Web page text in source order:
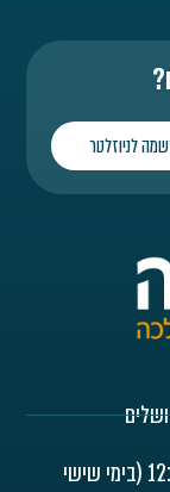
לניוזלטר
יום א - ה: 9:00 - 18:00 יום ו: 9:00 - 12:00 (בימי שישי